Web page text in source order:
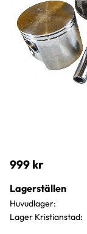
999 kr
Lagerställen
Huvudlager
Lager Kristianstad